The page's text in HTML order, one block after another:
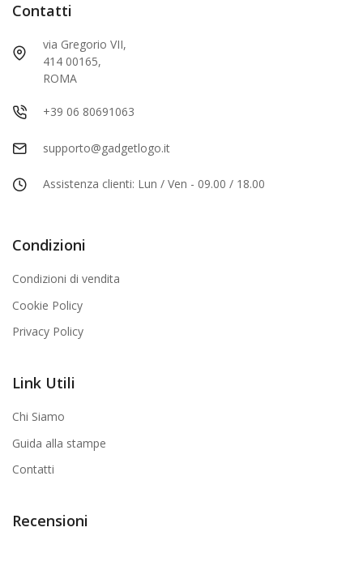
Contatti
via Gregorio VII,
414 00165,
ROMA
+39 06 80691063
supporto@gadgetlogo.it
Assistenza clienti: Lun / Ven - 09.00 / 18.00
Condizioni
Condizioni di vendita
Cookie Policy
Privacy Policy
Link Utili
Chi Siamo
Guida alla stampe
Contatti
Recensioni